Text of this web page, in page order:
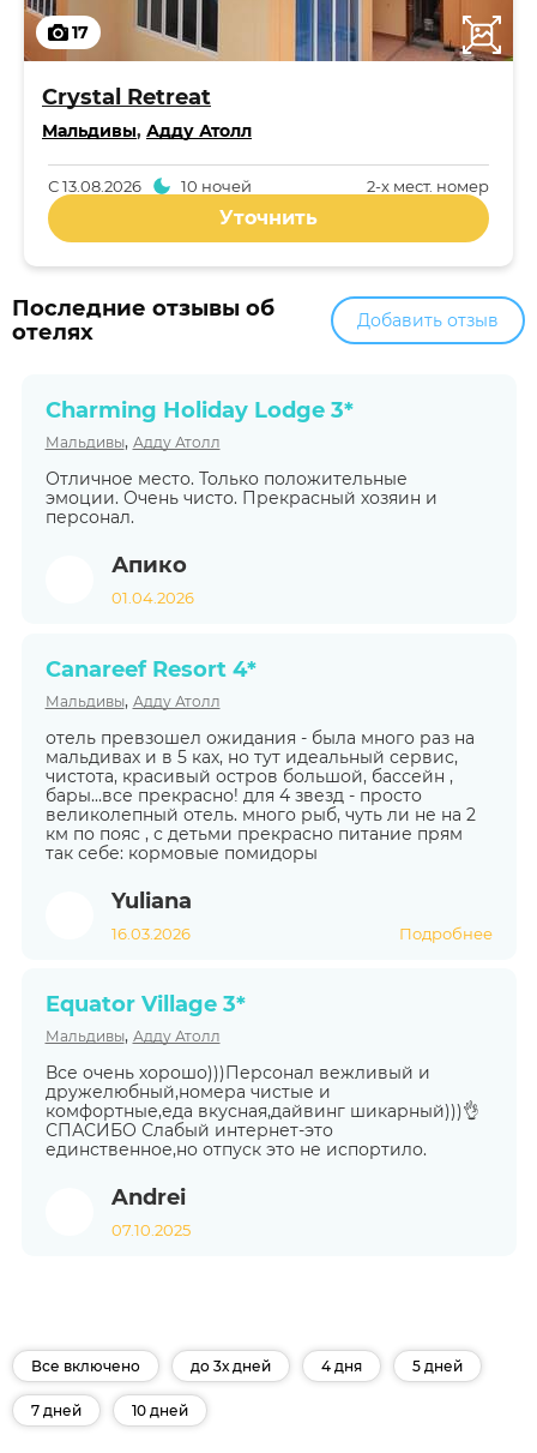
17
Crystal Retreat
Мальдивы, Адду Атолл
2-x мест. номер
С13.08.2026 10 ночей
Уточнить
Последние отзывы об
отелях
Добавить отзыв
Charming Holiday Lodge 3*
Мальдивы, Адду Атолл
Отличное место. Только положительные
эмоции. Очень чисто. Прекрасный хозяин и
персонал.
Апико
01.04.2026
Canareef Resort 4*
Мальдивы, Адду Атолл
отель превзошел ожидания - была много раз на
мальдивах и в 5 ках, но тут идеальный сервис,
чистота, красивый остров большой, бассейн ,
бары...все прекрасно! для 4 звезд - просто
великолепный отель. много рыб, чуть ли не на 2
км по пояс , с детьми прекрасно питание прям
так себе: кормовые помидоры
Yuliana
16.03.2026 Подробнее
Equator Village 3*
Мальдивы, Адду Атолл
Все очень хорошо)))Персонал вежливый и
дружелюбный,номера чистые и
комфортные,еда вкусная,дайвинг шикарный)))👌
СПАСИБО Слабый интернет-это
единственное,но отпуск это не испортило.
Andrei
07.10.2025
Все включено до 3х дней 4 дня 5 дней
7 дней 10 дней